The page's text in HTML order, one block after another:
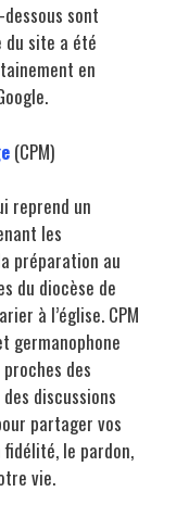
sont
du site a été
en
(CPM)
reprend un
les
préparation au
du diocèse de
à l’église. CPM
germanophone
des
discussions
partager vos
le pardon,
vie.